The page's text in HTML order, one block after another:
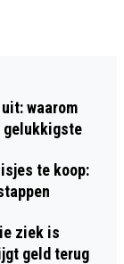
waarom
gelukkigste
te koop:
ziek is
geld terug